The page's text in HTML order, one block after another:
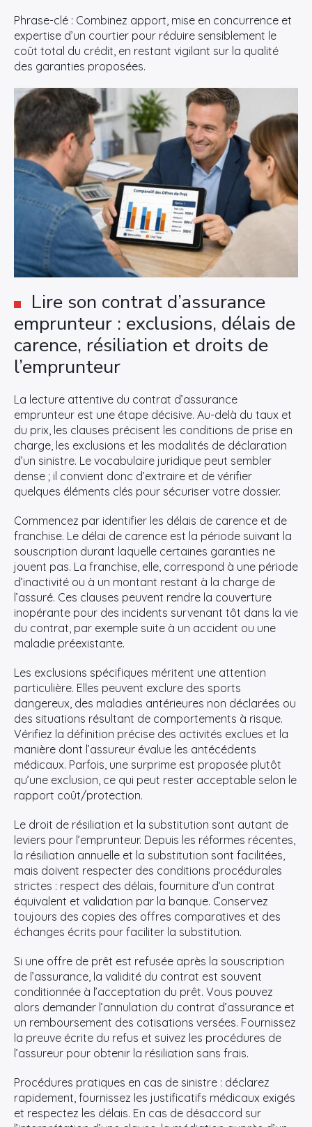
Phrase-clé : Combinez apport, mise en concurrence et
expertise d’un courtier pour réduire sensiblement le
coût total du crédit, en restant vigilant sur la qualité
des garanties proposées.
Lire son contrat d’assurance
emprunteur : exclusions, délais de
carence, résiliation et droits de
l’emprunteur
La lecture attentive du contrat d’assurance
emprunteur est une étape décisive. Au-delà du taux et
du prix, les clauses précisent les conditions de prise en
charge, les exclusions et les modalités de déclaration
d’un sinistre. Le vocabulaire juridique peut sembler
dense ; il convient donc d’extraire et de vérifier
quelques éléments clés pour sécuriser votre dossier.
Commencez par identifier les délais de carence et de
franchise. Le délai de carence est la période suivant la
souscription durant laquelle certaines garanties ne
jouent pas. La franchise, elle, correspond à une période
d’inactivité ou à un montant restant à la charge de
l’assuré. Ces clauses peuvent rendre la couverture
inopérante pour des incidents survenant tôt dans la vie
du contrat, par exemple suite à un accident ou une
maladie préexistante.
Les exclusions spécifiques méritent une attention
particulière. Elles peuvent exclure des sports
dangereux, des maladies antérieures non déclarées ou
des situations résultant de comportements à risque.
Vérifiez la définition précise des activités exclues et la
manière dont l’assureur évalue les antécédents
médicaux. Parfois, une surprime est proposée plutôt
qu’une exclusion, ce qui peut rester acceptable selon le
rapport coût/protection.
Le droit de résiliation et la substitution sont autant de
leviers pour l’emprunteur. Depuis les réformes récentes,
la résiliation annuelle et la substitution sont facilitées,
mais doivent respecter des conditions procédurales
strictes : respect des délais, fourniture d’un contrat
équivalent et validation par la banque. Conservez
toujours des copies des offres comparatives et des
échanges écrits pour faciliter la substitution.
Si une offre de prêt est refusée après la souscription
de l’assurance, la validité du contrat est souvent
conditionnée à l’acceptation du prêt. Vous pouvez
alors demander l’annulation du contrat d’assurance et
un remboursement des cotisations versées. Fournissez
la preuve écrite du refus et suivez les procédures de
l’assureur pour obtenir la résiliation sans frais.
Procédures pratiques en cas de sinistre : déclarez
rapidement, fournissez les justificatifs médicaux exigés
et respectez les délais. En cas de désaccord sur